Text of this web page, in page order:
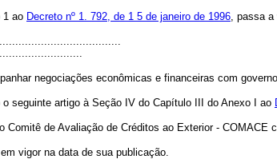
1 ao Decreto nº 1. 792, de 1 5 de janeiro de 1996, passa a
negociações econômicas e financeiras com
seguinte artigo à Seção IV do Capítulo III do Anexo I ao
Comitê de Avaliação de Créditos ao Exterior -
vigor na data de sua publicação.